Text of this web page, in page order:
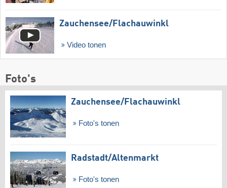
Zauchensee/​Flachauwinkl
Video tonen
Foto's
Zauchensee/​Flachauwinkl
Foto's tonen
Radstadt/​Altenmarkt
Foto's tonen